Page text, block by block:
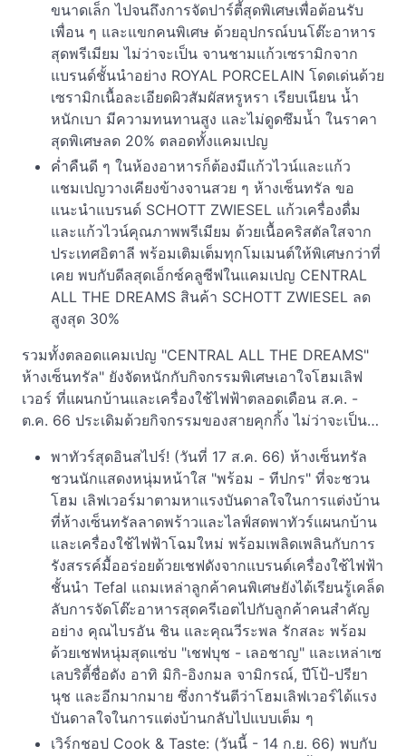
ขนาดเล็ก ไปจนถึงการจัดปาร์ตี้สุดพิเศษเพื่อต้อนรับ
เพื่อน ๆ และแขกคนพิเศษ ด้วยอุปกรณ์บนโต๊ะอาหาร
สุดพรีเมียม ไม่ว่าจะเป็น จานชามแก้วเซรามิกจาก
แบรนด์ชั้นนำอย่าง ROYAL PORCELAIN โดดเด่นด้วย
เซรามิกเนื้อละเอียดผิวสัมผัสหรูหรา เรียบเนียน น้ำ
หนักเบา มีความทนทานสูง และไม่ดูดซึมน้ำ ในราคา
สุดพิเศษลด 20% ตลอดทั้งแคมเปญ
ค่ำคืนดี ๆ ในห้องอาหารก็ต้องมีแก้วไวน์และแก้ว
แชมเปญวางเคียงข้างจานสวย ๆ ห้างเซ็นทรัล ขอ
แนะนำแบรนด์ SCHOTT ZWIESEL แก้วเครื่องดื่ม
และแก้วไวน์คุณภาพพรีเมียม ด้วยเนื้อคริสตัลใสจาก
ประเทศอิตาลี พร้อมเติมเต็มทุกโมเมนต์ให้พิเศษกว่าที่
เคย พบกับดีลสุดเอ็กซ์คลูซีฟในแคมเปญ CENTRAL
ALL THE DREAMS สินค้า SCHOTT ZWIESEL ลด
สูงสุด 30%
รวมทั้งตลอดแคมเปญ "CENTRAL ALL THE DREAMS"
ห้างเซ็นทรัล" ยังจัดหนักกับกิจกรรมพิเศษเอาใจโฮมเลิฟ
เวอร์ ที่แผนกบ้านและเครื่องใช้ไฟฟ้าตลอดเดือน ส.ค. -
ต.ค. 66 ประเดิมด้วยกิจกรรมของสายคุกกิ้ง ไม่ว่าจะเป็น…
พาทัวร์สุดอินสไปร์! (วันที่ 17 ส.ค. 66) ห้างเซ็นทรัล
ชวนนักแสดงหนุ่มหน้าใส "พร้อม - ทีปกร" ที่จะชวน
โฮม เลิฟเวอร์มาตามหาแรงบันดาลใจในการแต่งบ้าน
ที่ห้างเซ็นทรัลลาดพร้าวและไลฟ์สดพาทัวร์แผนกบ้าน
และเครื่องใช้ไฟฟ้าโฉมใหม่ พร้อมเพลิดเพลินกับการ
รังสรรค์มื้ออร่อยด้วยเชฟดังจากแบรนด์เครื่องใช้ไฟฟ้า
ชั้นนำ Tefal แถมเหล่าลูกค้าคนพิเศษยังได้เรียนรู้เคล็ด
ลับการจัดโต๊ะอาหารสุดครีเอตไปกับลูกค้าคนสำคัญ
อย่าง คุณไบรอัน ชิน และคุณวีระพล รักสละ พร้อม
ด้วยเชฟหนุ่มสุดแซ่บ "เชฟบุช - เลอชาญ" และเหล่าเซ
เลบริตี้ชื่อดัง อาทิ มิกิ-อิงกมล จามิกรณ์, ปีโป้-ปรียา
นุช และอีกมากมาย ซึ่งการันตีว่าโฮมเลิฟเวอร์ได้แรง
บันดาลใจในการแต่งบ้านกลับไปแบบเต็ม ๆ
เวิร์กชอป Cook & Taste: (วันนี้ - 14 ก.ย. 66) พบกับ